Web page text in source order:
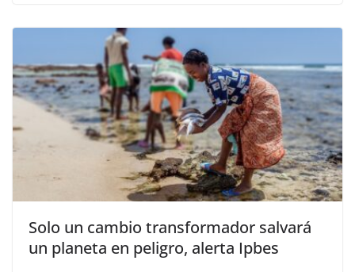
Solo un cambio transformador salvará
un planeta en peligro, alerta Ipbes